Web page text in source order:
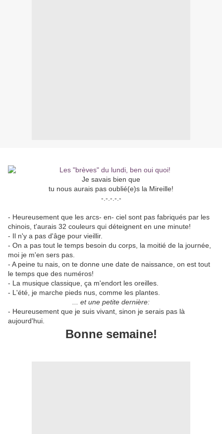
Je savais bien que
tu nous aurais pas oublié(e)s la Mireille!
-.-.-.-.-
- Heureusement que les arcs- en- ciel sont pas fabriqués par les
chinois, t'aurais 32 couleurs qui déteignent en une minute!
- Il n'y a pas d'âge pour vieillir.
- On a pas tout le temps besoin du corps, la moitié de la journée,
moi je m'en sers pas.
- A peine tu nais, on te donne une date de naissance, on est tout
le temps que des numéros!
- La musique classique, ça m'endort les oreilles.
- L'été, je marche pieds nus, comme les plantes.
... et une petite dernière:
- Heureusement que je suis vivant, sinon je serais pas là
aujourd'hui.
Bonne semaine!